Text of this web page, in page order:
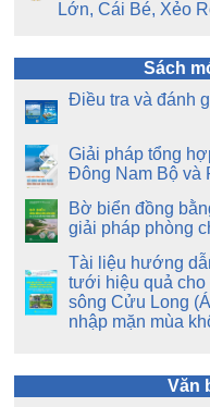
Lớn, Cái Bé, Xẻo
Sách
Điều tra và đánh
Giải pháp tổng
Đông Nam Bộ và
Bờ biển đồng
giải pháp phòng
Tài liệu hướng
tưới hiệu quả cho
sông Cửu Long
nhập mặn mùa
Văn